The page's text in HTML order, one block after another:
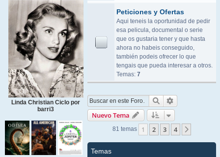
Linda Christian Ciclo por
barri3
Peticiones y Ofertas
Aqui teneis la oportunidad de pedir
esa pelicula, documental o serie
que os gustaria tener y que hasta
ahora no habeis conseguido,
también podeis ofrecer lo que
tengais que pueda interesar a otros.
Temas: 7
Buscar
Nuevo Tema
81 temas 1 2 3 4
Temas